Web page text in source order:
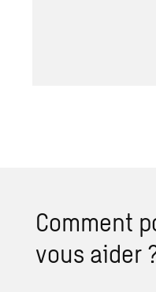
Comment
vous aider